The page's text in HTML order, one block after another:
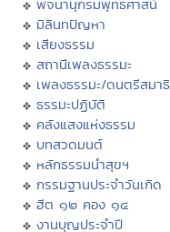
พจนานุกรมพุทธศาสน์
มิลินทปัญหา
เสียงธรรม
สถานีเพลงธรรมะ
เพลงธรรมะ/ดนตรีสมาธิ
ธรรมะปฏิบัติ
คลังแสงแห่งธรรม
บทสวดมนต์
หลักธรรมนำสุขฯ
กรรมฐานประจำวันเกิด
ฮีต ๑๒ คอง ๑๔
งานบุญประจำปี